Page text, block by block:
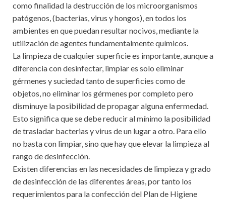
como finalidad la destrucción de los microorganismos
patógenos, (bacterias, virus y hongos), en todos los
ambientes en que puedan resultar nocivos, mediante la
utilización de agentes fundamentalmente químicos.
La limpieza de cualquier superficie es importante, aunque a
diferencia con desinfectar, limpiar es solo eliminar
gérmenes y suciedad tanto de superficies como de
objetos, no eliminar los gérmenes por completo pero
disminuye la posibilidad de propagar alguna enfermedad.
Esto significa que se debe reducir al mínimo la posibilidad
de trasladar bacterias y virus de un lugar a otro. Para ello
no basta con limpiar, sino que hay que elevar la limpieza al
rango de desinfección.
Existen diferencias en las necesidades de limpieza y grado
de desinfección de las diferentes áreas, por tanto los
requerimientos para la confección del Plan de Higiene